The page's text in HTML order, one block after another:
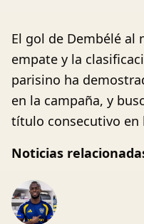
El gol de Dembélé al
empate y la
parisino ha
en la campaña, y
título consecutivo en
Noticias